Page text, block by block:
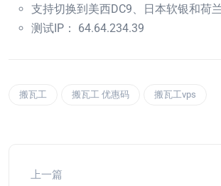
支持切换到美西DC9、日本软银和荷
测试IP： 64.64.234.39
搬瓦工 搬瓦工 优惠码 搬瓦工vps
上一篇